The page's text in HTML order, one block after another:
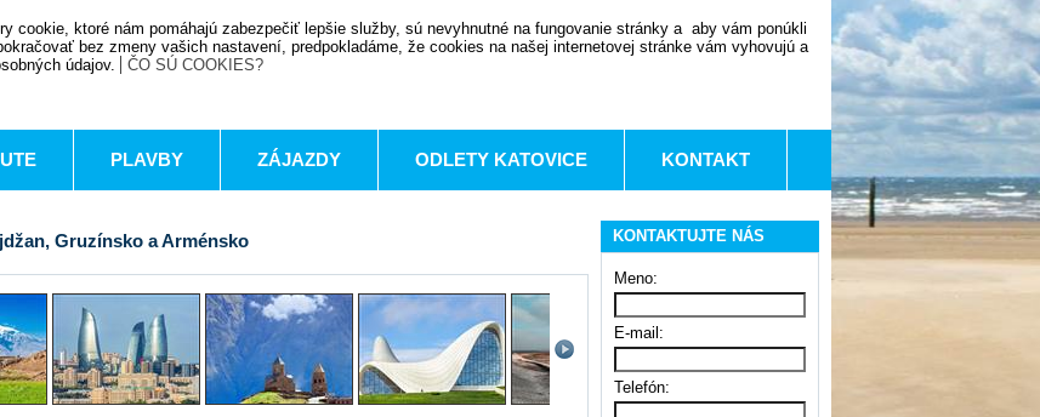
cookie, ktoré nám pomáhajú zabezpečiť lepšie služby, sú nevyhnutné na fungovanie stránky a aby vám ponúkli
bez zmeny vašich nastavení, predpokladáme, že cookies na našej internetovej stránke vám vyhovujú a
údajov.
ČO SÚ COOKIES?
PLAVBY ZÁJAZDY ODLETY KATOVICE KONTAKT
Gruzínsko a Arménsko KONTAKTUJTE NÁS
Meno:
E-mail:
Telefón: